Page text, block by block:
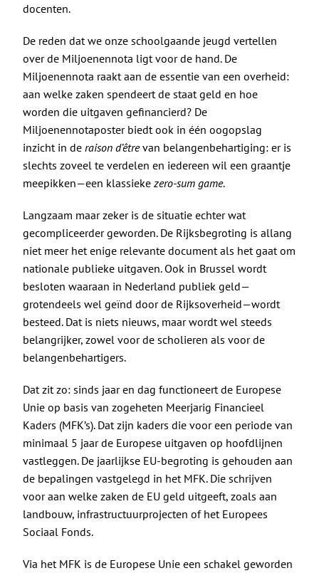
docenten.
De reden dat we onze schoolgaande jeugd vertellen
over de Miljoenennota ligt voor de hand. De
Miljoenennota raakt aan de essentie van een overheid:
aan welke zaken spendeert de staat geld en hoe
worden die uitgaven gefinancierd? De
Miljoenennotaposter biedt ook in één oogopslag
inzicht in de raison d’êtrevan belangenbehartiging: er is
slechts zoveel te verdelen en iedereen wil een graantje
meepikken—een klassieke zero-sum game.
Langzaam maar zeker is de situatie echter wat
gecompliceerder geworden. De Rijksbegroting is allang
niet meer het enige relevante document als het gaat om
nationale publieke uitgaven. Ook in Brussel wordt
besloten waaraan in Nederland publiek geld—
grotendeels wel geïnd door de Rijksoverheid—wordt
besteed. Dat is niets nieuws, maar wordt wel steeds
belangrijker, zowel voor de scholieren als voor de
belangenbehartigers.
Dat zit zo: sinds jaar en dag functioneert de Europese
Unie op basis van zogeheten Meerjarig Financieel
Kaders (MFK’s). Dat zijn kaders die voor een periode van
minimaal 5 jaar de Europese uitgaven op hoofdlijnen
vastleggen. De jaarlijkse EU-begroting is gehouden aan
de bepalingen vastgelegd in het MFK. Die schrijven
voor aan welke zaken de EU geld uitgeeft, zoals aan
landbouw, infrastructuurprojecten of het Europees
Sociaal Fonds.
Via het MFK is de Europese Unie een schakel geworden